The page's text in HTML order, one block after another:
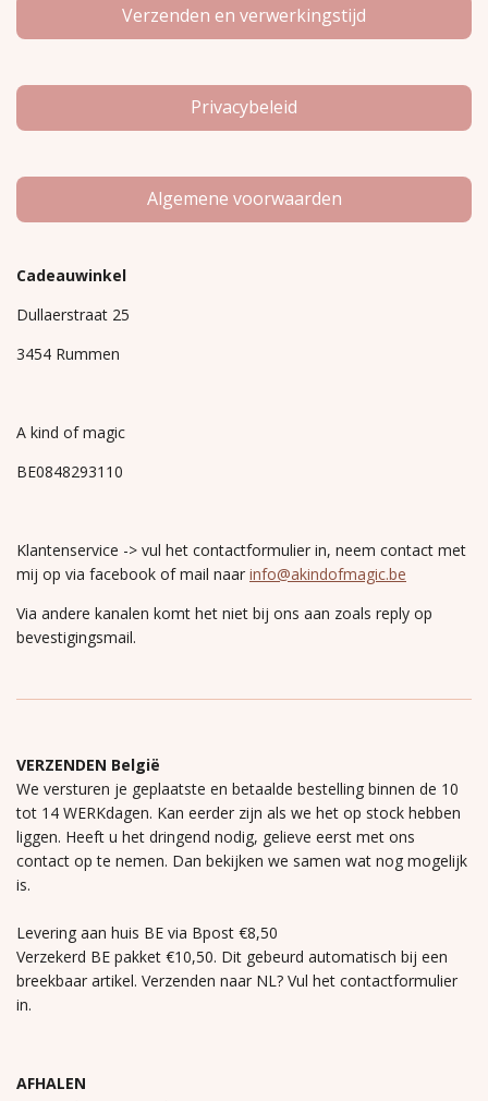
Verzenden en verwerkingstijd
Privacybeleid
Algemene voorwaarden
Cadeauwinkel
Dullaerstraat 25
3454 Rummen
A kind of magic
BE0848293110
Klantenservice -> vul het contactformulier in, neem contact met
mij op via facebook of mail naar info@akindofmagic.be
Via andere kanalen komt het niet bij ons aan zoals reply op
bevestigingsmail.
VERZENDEN België
We versturen je geplaatste en betaalde bestelling binnen de 10
tot 14 WERKdagen. Kan eerder zijn als we het op stock hebben
liggen. Heeft u het dringend nodig, gelieve eerst met ons
contact op te nemen. Dan bekijken we samen wat nog mogelijk
is.
Levering aan huis BE via Bpost €8,50
Verzekerd BE pakket €10,50. Dit gebeurd automatisch bij een
breekbaar artikel. Verzenden naar NL? Vul het contactformulier
in.
AFHALEN